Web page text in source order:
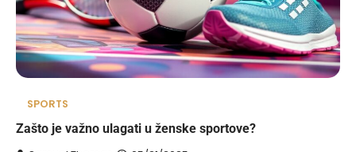
SPORTS
Zašto je važno ulagati u ženske sportove?